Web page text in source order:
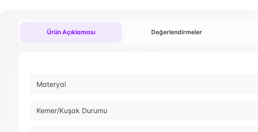
Ürün Açıklaması Değerlendirmeler
Materyal
Kemer/Kuşak Durumu